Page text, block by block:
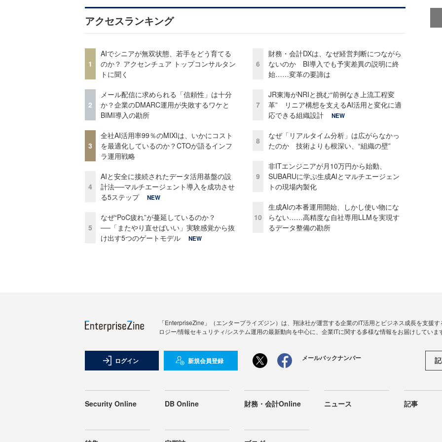
アクセスランキング
1
AIでシニアが無双状態、若手をどう育てる
のか？ アクセンチュア トップコンサルタン
トに聞く
2
メール配信に求められる「信頼性」は十分
か？企業のDMARC運用が失敗するワケと
BIMI導入の勘所
3
全社AI活用率99％のMIXIは、いかにコスト
を最適化しているのか？CTOが語るインフ
ラ運用戦略
4
AIと安全に接続されたデータ活用基盤の設
計法──マルチエージェント導入を成功させ
る5ステップ
NEW
5
なぜ“PoC疲れ”が蔓延しているのか？
──「またやり直せばいい」実験感覚から抜
け出す5つのゲートモデル
NEW
6
財務・会計DXは、なぜ経営判断につながら
ないのか BI導入でも予実差異の説明に終
始……変革の要諦は
7
JR東海がNRIと挑む“前例なき上流工程変
革” リニア構想を支えるAI活用と変化に適
応できる組織設計
NEW
8
なぜ「リアルタイム分析」は広がらなかっ
たのか 技術よりも根深い、“組織の壁”
9
非ITエンジニアが月10万円から始動、
SUBARUに学ぶ生成AIとマルチエージェン
トの現場内製化
10
生成AIの本番運用開始、しかし使い物にな
らない……高精度な自社専用LLMを実現す
るデータ整備の勘所
「EnterpriseZine」（エンタープライズジン）は、翔泳社が運営する企業のIT活用とビジネス成長を支援
ロジー/情報セキュリティ/システム運用の最新動向を中心に、企業ITに関する多様な情報をお届けしていま
ログイン 新規会員登録 メールバックナンバー
Security Online DB Online 財務・会計Online ニュース 記事